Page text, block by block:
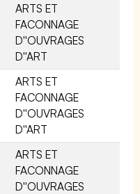
ARTS ET
FACONNAGE
D''OUVRAGES
D''ART
ARTS ET
FACONNAGE
D''OUVRAGES
D''ART
ARTS ET
FACONNAGE
D''OUVRAGES